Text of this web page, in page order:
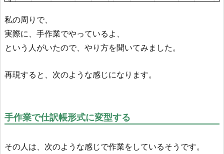
私の周りで、
実際に、手作業でやっているよ、
という人がいたので、やり方を聞いてみました。
再現すると、次のような感じになります。
手作業で仕訳帳形式に変型する
その人は、次のような感じで作業をしているそうです。